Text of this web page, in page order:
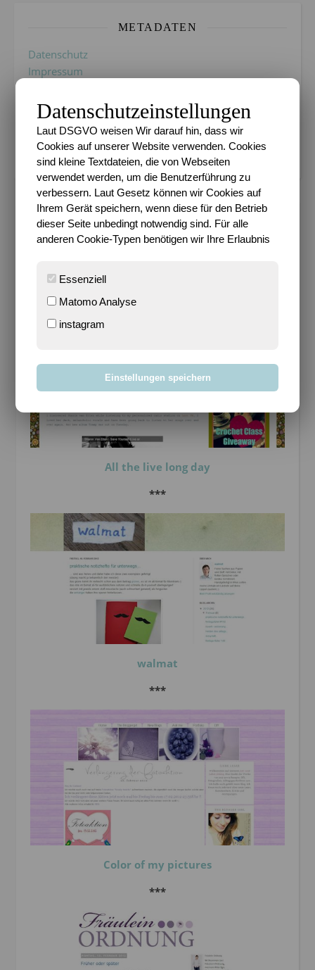
METADATEN
Datenschutz
Impressum
Cookie-Einstellungen verwalten
BLOGSPHÄRE,EMPFEHLUNGEN
All the live long day
***
walmat
***
Color of my pictures
***
Datenschutzeinstellungen
Laut DSGVO weisen Wir darauf hin, dass wir
Cookies auf unserer Website verwenden. Cookies
sind kleine Textdateien, die von Webseiten
verwendet werden, um die Benutzerführung zu
verbessern. Laut Gesetz können wir Cookies auf
Ihrem Gerät speichern, wenn diese für den Betrieb
dieser Seite unbedingt notwendig sind. Für alle
anderen Cookie-Typen benötigen wir Ihre Erlaubnis
Essenziell
Matomo Analyse
instagram
Einstellungen speichern